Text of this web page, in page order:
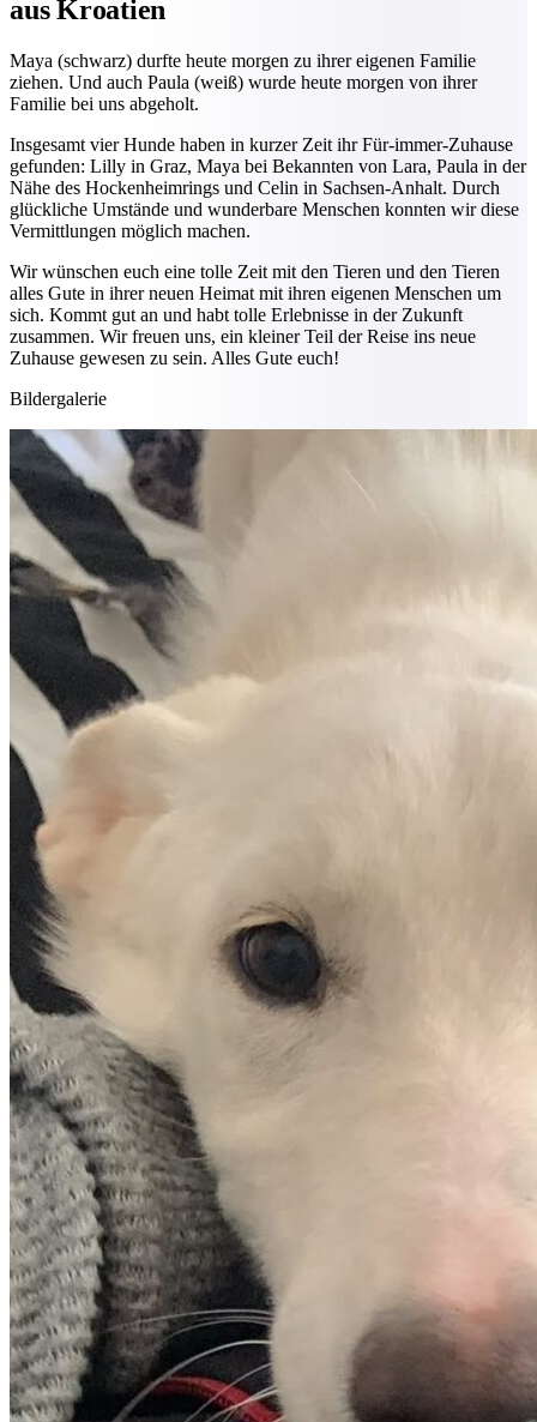
aus Kroatien
Maya (schwarz) durfte heute morgen zu ihrer eigenen Familie
ziehen. Und auch Paula (weiß) wurde heute morgen von ihrer
Familie bei uns abgeholt.
Insgesamt vier Hunde haben in kurzer Zeit ihr Für-immer-Zuhause
gefunden: Lilly in Graz, Maya bei Bekannten von Lara, Paula in der
Nähe des Hockenheimrings und Celin in Sachsen-Anhalt. Durch
glückliche Umstände und wunderbare Menschen konnten wir diese
Vermittlungen möglich machen.
Wir wünschen euch eine tolle Zeit mit den Tieren und den Tieren
alles Gute in ihrer neuen Heimat mit ihren eigenen Menschen um
sich. Kommt gut an und habt tolle Erlebnisse in der Zukunft
zusammen. Wir freuen uns, ein kleiner Teil der Reise ins neue
Zuhause gewesen zu sein. Alles Gute euch!
Bildergalerie